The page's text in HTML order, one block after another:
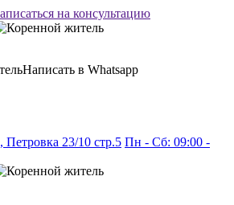
на консультацию
Написать в Whatsapp
Петровка 23/10 стр.5 Пн - Сб: 09:00 -